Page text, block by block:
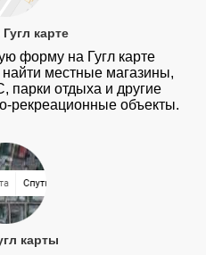
карте
форму на Гугл карте
местные магазины,
парки отдыха и другие
рекреационные объекты.
карты